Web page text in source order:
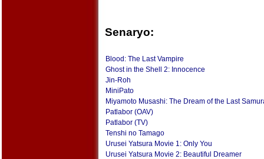
Senaryo:
Blood: The Last Vampire
Ghost in the Shell 2: Innocence
Jin-Roh
MiniPato
Miyamoto Musashi: The Dream of the Last
Patlabor (OAV)
Patlabor (TV)
Tenshi no Tamago
Urusei Yatsura Movie 1: Only You
Urusei Yatsura Movie 2: Beautiful Dreamer